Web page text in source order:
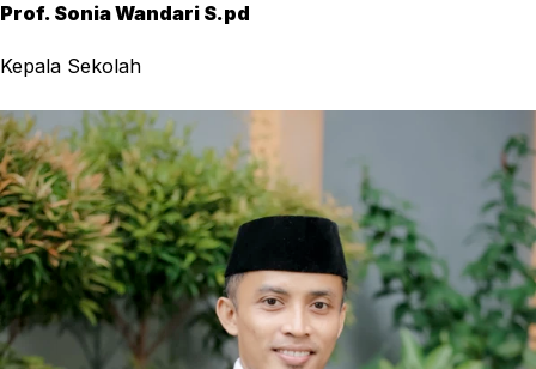
Prof. Sonia Wandari S.pd
Kepala Sekolah